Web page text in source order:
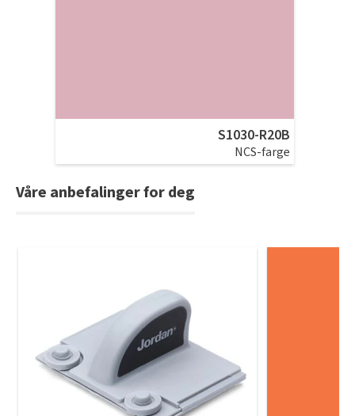
S1030-R20B
NCS-farge
Våre anbefalinger for deg